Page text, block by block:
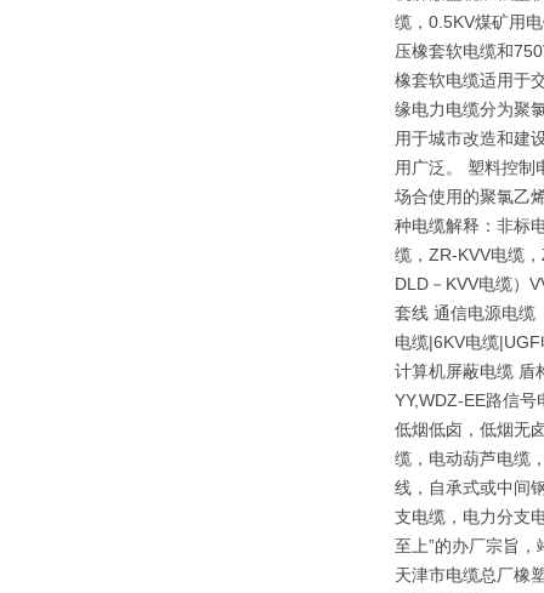
缆，0.5KV煤矿用
压橡套软电缆和
橡套软电缆适用于
缘电力电缆分为聚
用于城市改造和建
用广泛。 塑料控制
场合使用的聚氯乙
种电缆解释：非标
缆，ZR-KVV电缆
DLD－KVV电缆）
套线 通信电源电缆
电缆|6KV电缆
计算机屏蔽电缆 盾
YY,WDZ-EE路信
低烟低卤，低烟无
缆，电动葫芦电缆
线，自承式或中间
支电缆，电力分支
至上”的办厂宗旨
天津市电缆总厂橡